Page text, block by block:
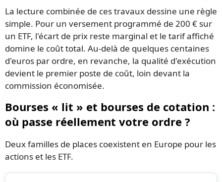
La lecture combinée de ces travaux dessine une règle
simple. Pour un versement programmé de 200 € sur
un ETF, l'écart de prix reste marginal et le tarif affiché
domine le coût total. Au-delà de quelques centaines
d'euros par ordre, en revanche, la qualité d'exécution
devient le premier poste de coût, loin devant la
commission économisée.
Bourses « lit » et bourses de cotation :
où passe réellement votre ordre ?
Deux familles de places coexistent en Europe pour les
actions et les ETF.